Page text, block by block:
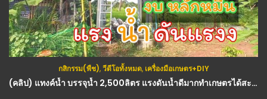
กสิกรรม(พืช),วีดีโอทั้งหมด, เครื่องมือเกษตร+DIY
(คลิป) แทงค์น้ำ บรรจุน้ำ 2,500ลิตร แรงดันน้ำดีมากทำเกษตรได้สะบายๆ สูง 3 เมตร งบ 2หมื่น (การทำแทงค์น้ำ) : วีดีโอ เกษตร